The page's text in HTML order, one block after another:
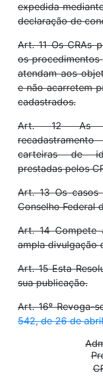
expedida
declaração de
Art. 11 Os CRAs
os procedimentos
atendam aos
e não acarretem
cadastrados.
Art. 12 As
carteiras de
prestadas pelos
Art. 13 Os casos
Conselho Federal
Art. 14 Compete
ampla divulgação
Art. 15 Esta
sua publicação.
Art. 16º Revoga-
542, de 26 de